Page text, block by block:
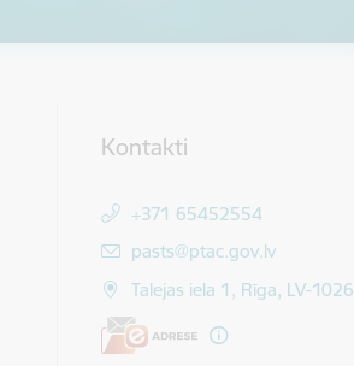
Kontakti
+371 65452554
E-pasts:
pasts@ptac.gov.lv
Talejas iela 1, Rīga, LV-1026